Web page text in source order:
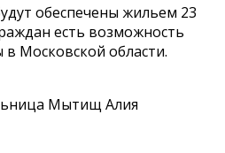
обеспечены жильем 23
есть возможность
Московской области.
Мытищ Алия